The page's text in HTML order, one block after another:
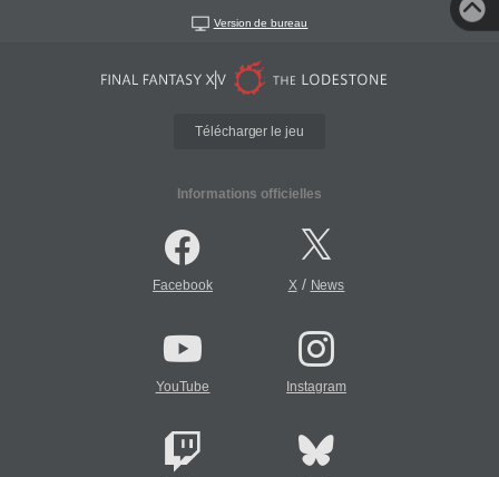
Version de bureau
Télécharger le jeu
Informations officielles
Facebook X/ News
YouTube Instagram